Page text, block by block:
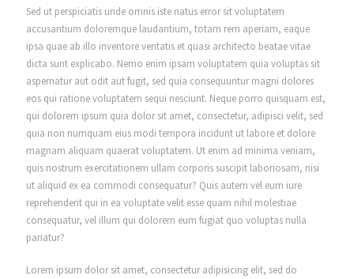
Sed ut perspiciatis unde omnis iste natus error sit voluptatem
accusantium doloremque laudantium, totam rem aperiam, eaque
ipsa quae ab illo inventore veritatis et quasi architecto beatae vitae
dicta sunt explicabo. Nemo enim ipsam voluptatem quia voluptas sit
aspernatur aut odit aut fugit, sed quia consequuntur magni dolores
eos qui ratione voluptatem sequi nesciunt. Neque porro quisquam est,
qui dolorem ipsum quia dolor sit amet, consectetur, adipisci velit, sed
quia non numquam eius modi tempora incidunt ut labore et dolore
magnam aliquam quaerat voluptatem. Ut enim ad minima veniam,
quis nostrum exercitationem ullam corporis suscipit laboriosam, nisi
ut aliquid ex ea commodi consequatur? Quis autem vel eum iure
reprehenderit qui in ea voluptate velit esse quam nihil molestiae
consequatur, vel illum qui dolorem eum fugiat quo voluptas nulla
pariatur?
Lorem ipsum dolor sit amet, consectetur adipisicing elit, sed do